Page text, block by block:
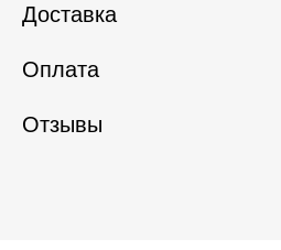
Доставка
Оплата
Отзывы